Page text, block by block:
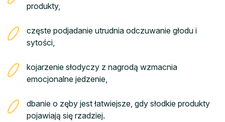
produkty,
częste podjadanie utrudnia odczuwanie głodu i
sytości,
kojarzenie słodyczy z nagrodą wzmacnia
emocjonalne jedzenie,
dbanie o zęby jest łatwiejsze, gdy słodkie produkty
pojawiają się rzadziej.